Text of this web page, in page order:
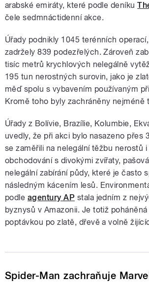
arabské emiráty, které podle deníku
čele sedmnáctidenní akce.
Úřady podnikly 1045 terénních
zadržely 839 podezřelých. Zároveň
tisíc metrů krychlových nelegálně
195 tun nerostných surovin, jako je
měď spolu s vybavením používaným
Kromě toho byly zachráněny nejméně
Úřady z Bolívie, Brazílie, Kolumbie,
uvedly, že při akci bylo nasazeno přes
se zaměřili na nelegální těžbu nerostů i
obchodování s divokými zvířaty,
nelegální zabírání půdy, které je často
následným kácením lesů.
podle agentury AP stala jedním z
byznysů v Amazonii. Je totiž
poptávkou po zlatě, dřevě a volně
Spider-Man zachraňuje